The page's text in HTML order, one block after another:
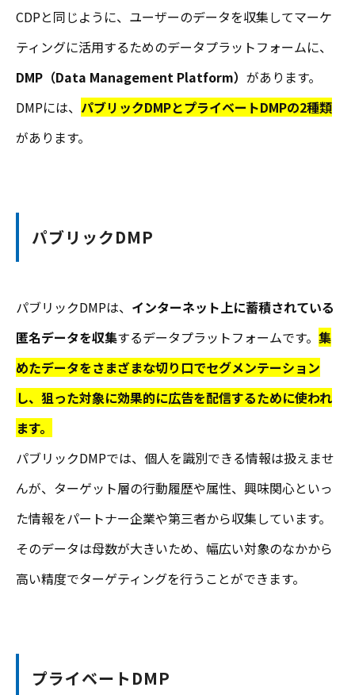
CDPと同じように、ユーザーのデータを収集してマーケ
ティングに活用するためのデータプラットフォームに、
DMP（Data Management Platform） があります。
DMPには、 パブリックDMPとプライベートDMPの2種類
があります。
パブリックDMP
パブリックDMPは、 インターネット上に蓄積されている
匿名データを収集するデータプラットフォームです。 集
めたデータをさまざまな切り口でセグメンテーション
し、狙った対象に効果的に広告を配信するために使われ
ます。
パブリックDMPでは、個人を識別できる情報は扱えませ
んが、ターゲット層の行動履歴や属性、興味関心といっ
た情報をパートナー企業や第三者から収集しています。
そのデータは母数が大きいため、幅広い対象のなかから
高い精度でターゲティングを行うことができます。
プライベートDMP